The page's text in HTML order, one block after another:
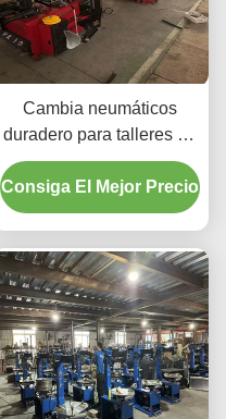
Cambia neumáticos
duradero para talleres de
reparación automotriz y
garajes con certificación
CE y profesional
Consiga El Mejor Precio